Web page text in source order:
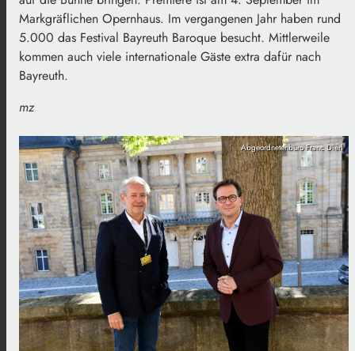
Markgräflichen Opernhaus. Im vergangenen Jahr haben rund
5.000 das Festival Bayreuth Baroque besucht. Mittlerweile
kommen auch viele internationale Gäste extra dafür nach
Bayreuth.
mz
Abgeordnetenbüro Franc Dierl